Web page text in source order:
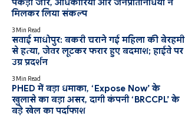
पकड़ा जोर, अधिकारियों और जनप्रतिनिधियों ने
मिलकर लिया संकल्प
3 Min Read
सवाई माधोपुर: बकरी चराने गई महिला की बेरहमी
से हत्या, जेवर लूटकर फरार हुए बदमाश; हाईवे पर
उग्र प्रदर्शन
3 Min Read
PHED में बड़ा धमाका, ‘Expose Now’ के
खुलासे का बड़ा असर, दागी कंपनी ‘BRCCPL’ के
बड़े खेल का पर्दाफाश